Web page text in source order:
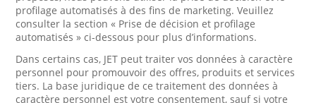
profilage automatisés à des fins de marketing. Veuillez
consulter la section « Prise de décision et profilage
automatisés » ci-dessous pour plus d’informations.
Dans certains cas, JET peut traiter vos données à caractère
personnel pour promouvoir des offres, produits et services
tiers. La base juridique de ce traitement des données à
caractère personnel est votre consentement, sauf si votre